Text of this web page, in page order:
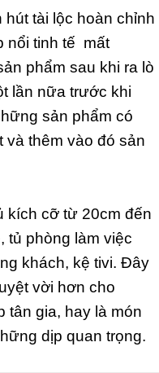
tài lộc hoàn chỉnh
nổi tinh tế mất
phẩm sau khi ra lò
lần nữa trước khi
sản phẩm có
và thêm vào đó sản
kích cỡ từ 20cm đến
tủ phòng làm việc
khách, kệ tivi. Đây
vời hơn cho
tân gia, hay là món
dịp quan trọng.